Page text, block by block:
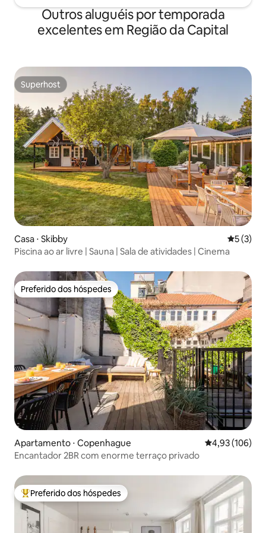
Outros aluguéis por temporada
excelentes em Região da Capital
Superhost
Superhost
Casa ⋅ Skibby 5 de
5 (3)
Piscina ao ar livre | Sauna | Sala de atividades | Cinema
Preferido dos hóspedes
Preferido dos hóspedes
Apartamento ⋅ Copenhague 4,93 de uma
4,93 (106)
Encantador 2BR com enorme terraço privado
Entre os melhores preferidos dos hóspedes
Preferido dos hóspedes